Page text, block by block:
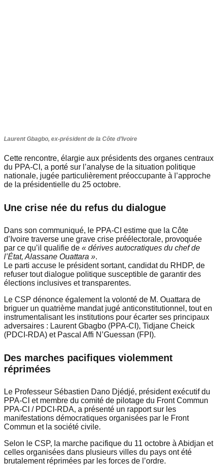
Laurent Gbagbo, ex-président de la Côte d’Ivoire
Cette rencontre, élargie aux présidents des organes centraux
du PPA-CI, a porté sur l’analyse de la situation politique
nationale, jugée particulièrement préoccupante à l’approche
de la présidentielle du 25 octobre.
Une crise née du refus du dialogue
Dans son communiqué, le PPA-CI estime que la Côte
d’Ivoire traverse une grave crise préélectorale, provoquée
par ce qu’il qualifie de « dérives autocratiques du chef de
l’État, Alassane Ouattara ».
Le parti accuse le président sortant, candidat du RHDP, de
refuser tout dialogue politique susceptible de garantir des
élections inclusives et transparentes.
Le CSP dénonce également la volonté de M. Ouattara de
briguer un quatrième mandat jugé anticonstitutionnel, tout en
instrumentalisant les institutions pour écarter ses principaux
adversaires : Laurent Gbagbo (PPA-CI), Tidjane Cheick
(PDCI-RDA) et Pascal Affi N’Guessan (FPI).
Des marches pacifiques violemment
réprimées
Le Professeur Sébastien Dano Djédjé, président exécutif du
PPA-CI et membre du comité de pilotage du Front Commun
PPA-CI / PDCI-RDA, a présenté un rapport sur les
manifestations démocratiques organisées par le Front
Commun et la société civile.
Selon le CSP, la marche pacifique du 11 octobre à Abidjan et
celles organisées dans plusieurs villes du pays ont été
brutalement réprimées par les forces de l’ordre.